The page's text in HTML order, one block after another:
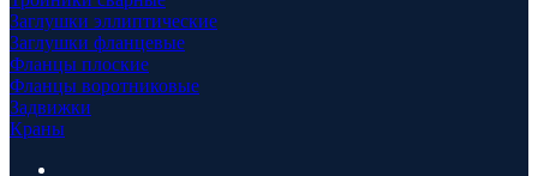
Заглушки эллиптические
Заглушки фланцевые
Фланцы плоские
Фланцы воротниковые
Задвижки
Краны